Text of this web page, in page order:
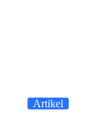
Artikel